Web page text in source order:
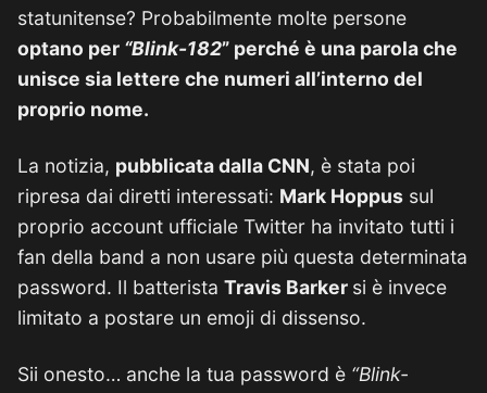
statunitense? Probabilmente molte persone
optano per “Blink-182” perché è una parola che
unisce sia lettere che numeri all’interno del
proprio nome.
La notizia, pubblicata dalla CNN, è stata poi
ripresa dai diretti interessati: Mark Hoppus sul
proprio account ufficiale Twitter ha invitato tutti i
fan della band a non usare più questa determinata
password. Il batterista Travis Barker si è invece
limitato a postare un emoji di dissenso.
Sii onesto… anche la tua password è “Blink-